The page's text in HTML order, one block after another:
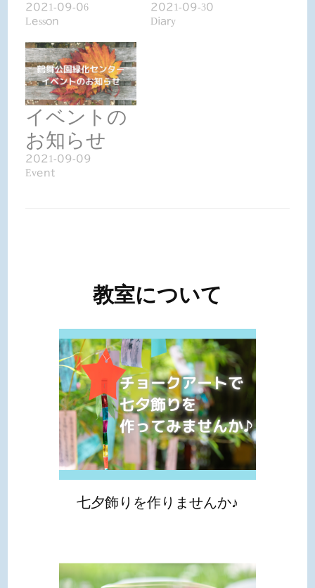
2021-09-06
Lesson
2021-09-30
Diary
イベントの
お知らせ
2021-09-09
Event
教室について
七夕飾りを作りませんか♪